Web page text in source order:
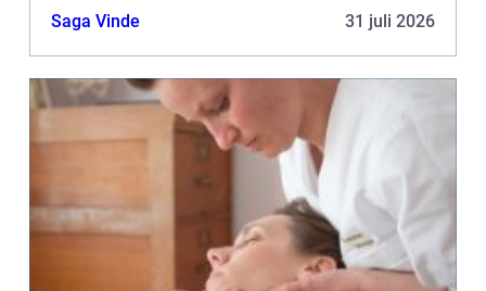
representerar denna t...
Saga Vinde 31 juli 2026